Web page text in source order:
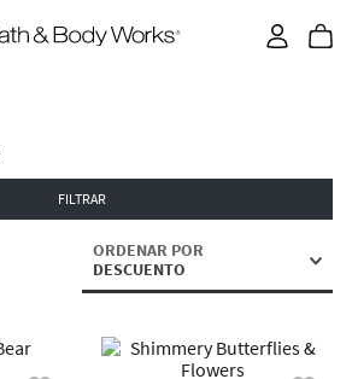
FILTRAR
ORDENAR POR
DESCUENTO